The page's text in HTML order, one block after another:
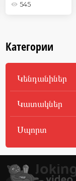
545
Категории
Կենդանիներ
Կատակներ
Սպորտ